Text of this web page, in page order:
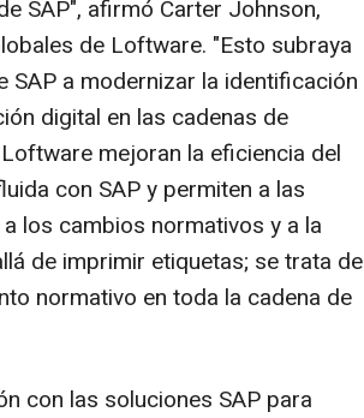
SAP", afirmó Carter Johnson,
de Loftware. "Esto subraya
SAP a modernizar la identificación
digital en las cadenas de
mejoran la eficiencia del
con SAP y permiten a las
los cambios normativos y a la
de imprimir etiquetas; se trata de
normativo en toda la cadena de
con las soluciones SAP para